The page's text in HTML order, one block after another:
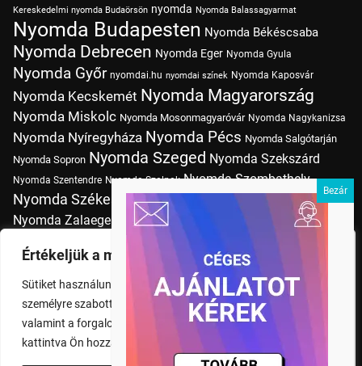
Értékeljük a magánéletét
Sütiket használunk a böngészési élmény fokozására,
személyre szabott hirdetések vagy tartalmak megjelenítésére,
valamint a forgalom elemzésére. A "Mindent elfogad" gombra
kattintva Ön hozzájárul a cookie-k használatához.
Kereskedelmi nyomda Budaörsön nyomda Nyomda Balassagyarmat
Nyomda Budapesten Nyomda Békéscsaba
Nyomda Debrecen Nyomda Eger Nyomda Gyula
Nyomda Győr nyomdai.hu nyomdai színek Nyomda Kaposvár
Nyomda Kecskemét Nyomda Magyarország
Nyomda Miskolc Nyomda Mosonmagyaróvár Nyomda Nagykanizsa
Nyomda Nyíregyháza Nyomda Pécs Nyomda Salgótarján
Nyomda Sopron Nyomda Szeged Nyomda Szekszárd
Nyomda Szentendre Nyomda Szolnok Nyomda Szombathely
Nyomda Székesfehérvár Nyomda Tatabánya Nyomda Vác
Nyomda Zalaegerszeg Nyomda Érd nyomtatás
Nyomtatás Budapesten
Pólónyomtatás Budapesten Szitanyomda Budapesten
Tudásbázis